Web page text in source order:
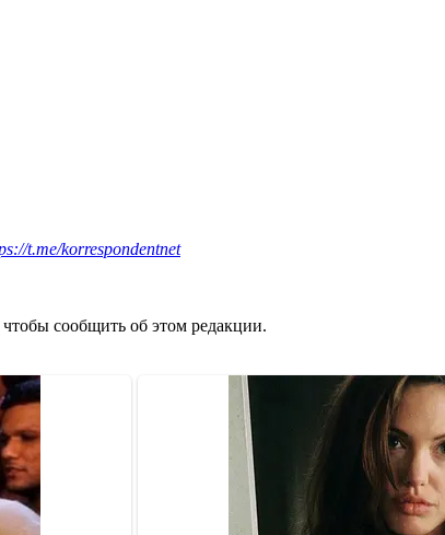
t.me/korrespondentnet
сообщить об этом редакции.